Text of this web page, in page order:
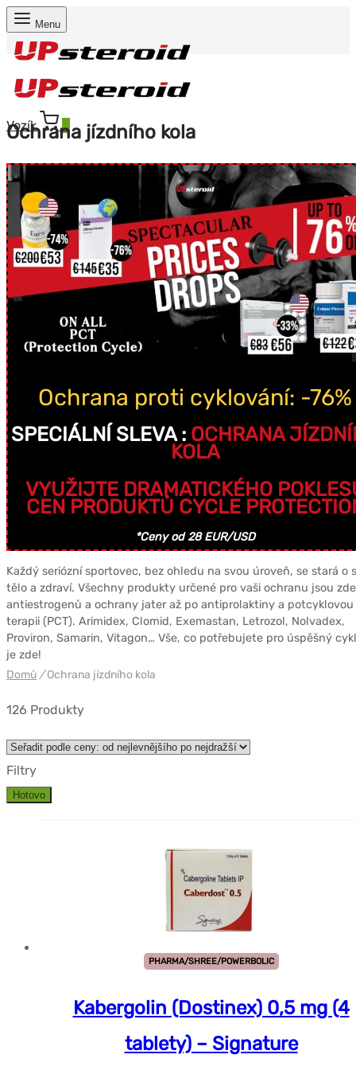
Menu
Vozík 0
Ochrana jízdního kola
Ochrana proti cyklování: -76%
SPECIÁLNÍ SLEVA :OCHRANA
KOLA
VYUŽIJTE DRAMATICKÉHO
CEN PRODUKTŮ CYCLE
*Ceny od 28 EUR/USD
Každý seriózní sportovec, bez ohledu na svou úroveň, se stará o
tělo a zdraví. Všechny produkty určené pro vaši ochranu jsou
antiestrogenů a ochrany jater až po antiprolaktiny a potcyklovou
terapii (PCT). Arimidex, Clomid, Exemastan, Letrozol, Nolvadex,
Proviron, Samarin, Vitagon… Vše, co potřebujete pro úspěšný
je zde!
Domů/Ochrana jízdního kola
126 Produkty
Filtry
Hotovo
PHARMA/SHREE/POWERBOLIC
Kabergolin (Dostinex) 0,5 mg (4
tablety) – Signature